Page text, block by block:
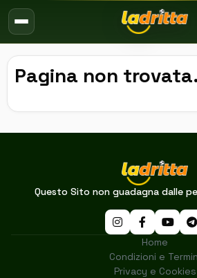
Pagina non trovata.
Questo Sito non guadagna dalle
Home
Condizioni e
Privacy e Cookies